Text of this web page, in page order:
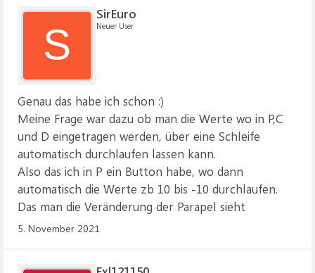
S
SirEuro
Neuer User
Genau das habe ich schon :)
Meine Frage war dazu ob man die Werte wo in P,C
und D eingetragen werden, über eine Schleife
automatisch durchlaufen lassen kann.
Also das ich in P ein Button habe, wo dann
automatisch die Werte zb 10 bis -10 durchlaufen.
Das man die Veränderung der Parapel sieht
5. November 2021